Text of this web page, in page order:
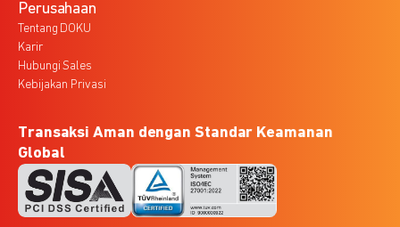
Perusahaan
Tentang DOKU
Karir
Hubungi Sales
Kebijakan Privasi
Transaksi Aman dengan Standar Keamanan
Global